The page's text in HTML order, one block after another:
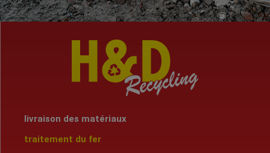
livraison des matériaux
traitement du fer